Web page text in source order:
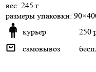
веc: 245 г
размеры упаковки:
курьер
250
самовывоз